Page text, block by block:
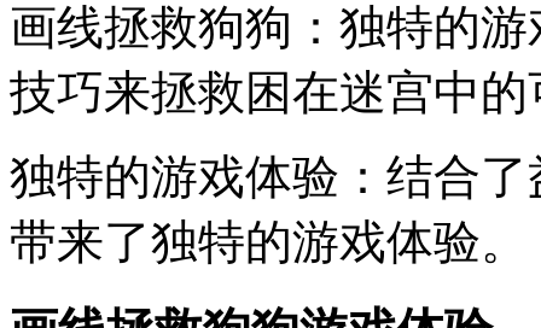
画线拯救狗狗：独特的
技巧来拯救困在迷宫中
独特的游戏体验：结合
带来了独特的游戏体验。